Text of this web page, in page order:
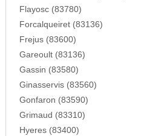
Flayosc (83780)
Forcalqueiret (83136)
Frejus (83600)
Gareoult (83136)
Gassin (83580)
Ginasservis (83560)
Gonfaron (83590)
Grimaud (83310)
Hyeres (83400)